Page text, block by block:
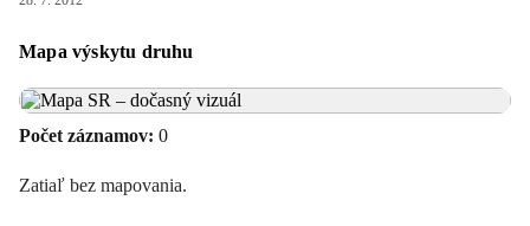
Mapa výskytu druhu
Počet záznamov: 0
Zatiaľ bez mapovania.